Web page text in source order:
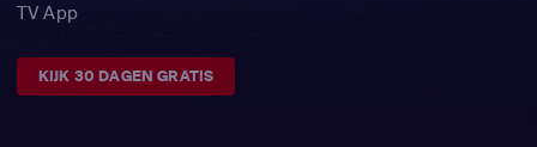
TV App
KIJK 30 DAGEN GRATIS